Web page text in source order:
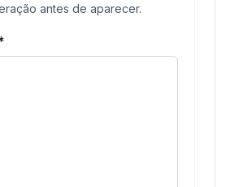
antes de aparecer.